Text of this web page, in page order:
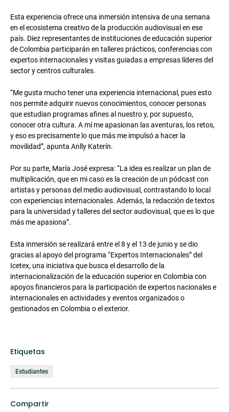
Esta experiencia ofrece una inmersión intensiva de una semana
en el ecosistema creativo de la producción audiovisual en ese
país. Diez representantes de instituciones de educación superior
de Colombia participarán en talleres prácticos, conferencias con
expertos internacionales y visitas guiadas a empresas líderes del
sector y centros culturales.
“Me gusta mucho tener una experiencia internacional, pues esto
nos permite adquirir nuevos conocimientos, conocer personas
que estudian programas afines al nuestro y, por supuesto,
conocer otra cultura. A mí me apasionan las aventuras, los retos,
y eso es precisamente lo que más me impulsó a hacer la
movilidad”, apunta Anlly Katerín.
Por su parte, María José expresa: “La idea es realizar un plan de
multiplicación, que en mi caso es la creación de un pódcast con
artistas y personas del medio audiovisual, contrastando lo local
con experiencias internacionales. Además, la redacción de textos
para la universidad y talleres del sector audiovisual, que es lo que
más me apasiona”.
Esta inmersión se realizará entre el 8 y el 13 de junio y se dio
gracias al apoyo del programa “Expertos Internacionales” del
Icetex, una iniciativa que busca el desarrollo de la
internacionalización de la educación superior en Colombia con
apoyos financieros para la participación de expertos nacionales e
internacionales en actividades y eventos organizados o
gestionados en Colombia o el exterior.
Etiquetas
Estudiantes
Compartir